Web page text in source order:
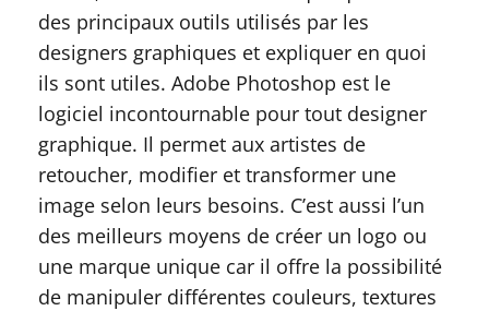
des principaux outils utilisés par les
designers graphiques et expliquer en quoi
ils sont utiles. Adobe Photoshop est le
logiciel incontournable pour tout designer
graphique. Il permet aux artistes de
retoucher, modifier et transformer une
image selon leurs besoins. C’est aussi l’un
des meilleurs moyens de créer un logo ou
une marque unique car il offre la possibilité
de manipuler différentes couleurs, textures